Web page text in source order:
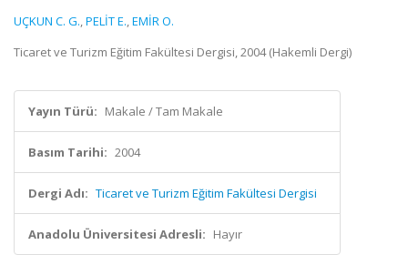
UÇKUN C. G.,PELİT E.,EMİR O.
Ticaret ve Turizm Eğitim Fakültesi Dergisi, 2004 (Hakemli Dergi)
Yayın Türü: Makale / Tam Makale
Basım Tarihi: 2004
Dergi Adı: Ticaret ve Turizm Eğitim Fakültesi Dergisi
Anadolu Üniversitesi Adresli: Hayır